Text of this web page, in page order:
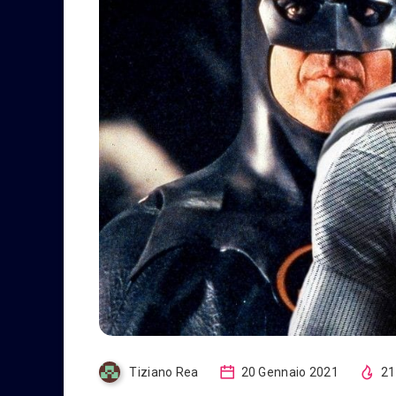
Tiziano Rea 20 Gennaio 2021